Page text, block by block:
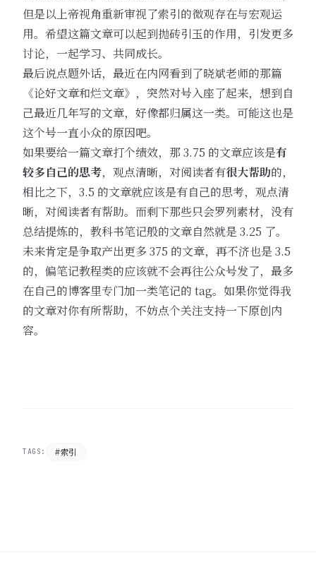
但是以上帝视角重新审视了索引的微观存在与宏观运
用。希望这篇文章可以起到抛砖引玉的作用，引发更多
讨论，一起学习、共同成长。
最后说点题外话，最近在内网看到了晓斌老师的那篇
《论好文章和烂文章》，突然对号入座了起来，想到自
己最近几年写的文章，好像都归属这一类。可能这也是
这个号一直小众的原因吧。
如果要给一篇文章打个绩效，那 3.75 的文章应该是有
较多自己的思考，观点清晰，对阅读者有很大帮助的，
相比之下，3.5 的文章就应该是有自己的思考，观点清
晰，对阅读者有帮助。而剩下那些只会罗列素材，没有
总结提炼的，教科书笔记般的文章自然就是 3.25 了。
未来肯定是争取产出更多 375 的文章，再不济也是 3.5
的，偏笔记教程类的应该就不会再往公众号发了，最多
在自己的博客里专门加一类笔记的 tag。如果你觉得我
的文章对你有所帮助，不妨点个关注支持一下原创内
容。
TAGS: #索引